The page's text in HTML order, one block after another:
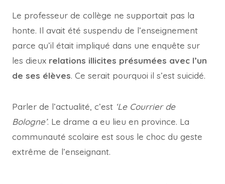
Le professeur de collège ne supportait pas la
honte. Il avait été suspendu de l’enseignement
parce qu’il était impliqué dans une enquête sur
les dieux relations illicites présumées avec l’un
de ses élèves. Ce serait pourquoi il s’est suicidé.
Parler de l’actualité, c’est ‘Le Courrier de
Bologne’. Le drame a eu lieu en province. La
communauté scolaire est sous le choc du geste
extrême de l’enseignant.